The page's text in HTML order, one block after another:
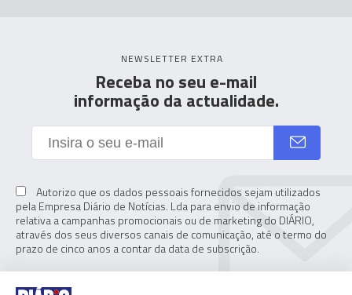
NEWSLETTER EXTRA
Receba no seu e-mail
informação da actualidade.
Autorizo que os dados pessoais fornecidos sejam utilizados
pela Empresa Diário de Notícias. Lda para envio de informação
relativa a campanhas promocionais ou de marketing do DIÁRIO,
através dos seus diversos canais de comunicação, até o termo do
prazo de cinco anos a contar da data de subscrição.